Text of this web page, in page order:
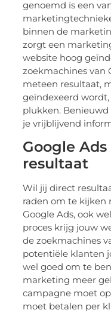
genoemd is een
binnen de
zorgt een
website hoog
zoekmachines van
meteen resultaat,
geïndexeerd
plukken.
je vrijblijvend
Google
resultaat
Wil jij direct
raden om te kijken
Google Ads, ook
proces krijg jouw
de zoekmachines
potentiële klanten
wel goed om te
marketing meer
campagne moet
moet betalen per